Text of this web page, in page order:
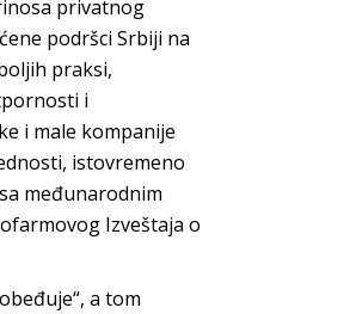
privatnog
podršci Srbiji na
praksi,
i
i male kompanije
istovremeno
međunarodnim
Izveštaja o
a tom